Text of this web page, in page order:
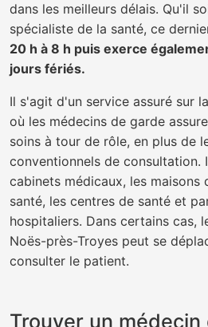
dans les meilleurs délais. Qu'il
spécialiste de la santé, ce
20 h à 8 h puis exerce
jours fériés.
Il s'agit d'un service assuré sur
où les médecins de garde
soins à tour de rôle, en plus de
conventionnels de consultation.
cabinets médicaux, les maisons
santé, les centres de santé et
hospitaliers. Dans certains cas,
Noës-près-Troyes peut se
consulter le patient.
Trouver un médecin